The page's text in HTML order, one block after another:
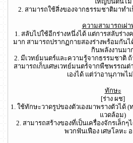
2. สามารถใช้สิ่งของจากธรรมชาติมาทำ
ความสามารถเผ่
1. สลับไปใช้อีกร่างหนึ่งได้ แต่การสลับร่าง
มาก สามารถปรากฏกายสองร่างพร้อมกัน
กินพลังงานมา
2. มีเวทย์มนตร์และความรู้จากธรรมชาติ
สามารถเก็บเศษเวทย์มนตร์จากพืชพรรณต่
เองได้ แต่ว่าอานุภาพไ
ทักษะ
[ร่าง ผช]
1. ใช้ทักษะวาดรูปของตัวเองมาพรางตัวไ
แวดล้อม)
2. สามารถสร้างของที่เป็นเครื่องจักรเล็ก
พวกฟันเฟือง เศษโลหะ